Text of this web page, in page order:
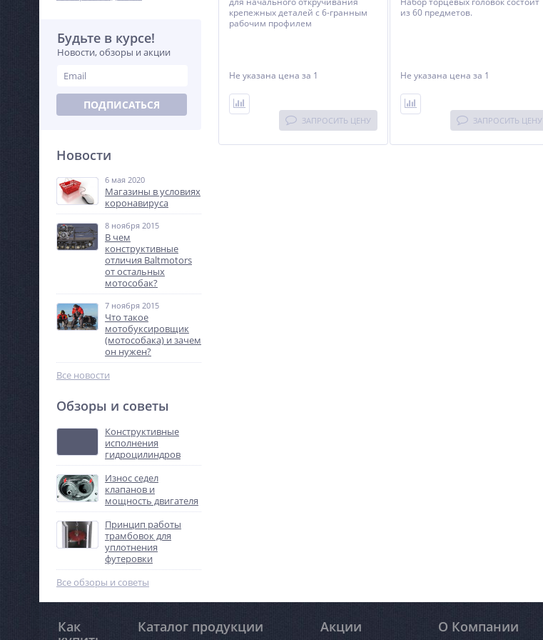
Будьте в курсе!
Новости, обзоры и акции
ПОДПИСАТЬСЯ
Новости
6 мая 2020
Магазины в условиях
коронавируса
8 ноября 2015
В чем
конструктивные
отличия Baltmotors
от остальных
мотособак?
7 ноября 2015
Что такое
мотобуксировщик
(мотособака) и зачем
он нужен?
Все новости
Обзоры и советы
Конструктивные
исполнения
гидроцилиндров
Износ седел
клапанов и
мощность двигателя
Принцип работы
трамбовок для
уплотнения
футеровки
Все обзоры и советы
крепежных деталей с 6-гранным
рабочим профилем
Не указана цена за 1
ЗАПРОСИТЬ ЦЕНУ
из 60 предметов.
Не указана цена за 1
ЗАПРОСИТЬ ЦЕНУ
Как Каталог продукции Акции О Компании